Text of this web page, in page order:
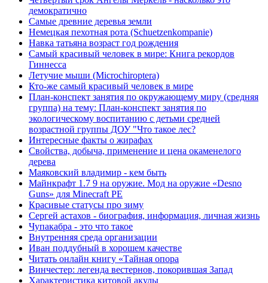
демократично
Самые древние деревья земли
Немецкая пехотная рота (Schuetzenkompanie)
Навка татьяна возраст год рождения
Самый красивый человек в мире: Книга рекордов
Гиннесса
Летучие мыши (Мiсrосhirорtеrа)
Кто-же самый красивый человек в мире
План-конспект занятия по окружающему миру (средняя
группа) на тему: План-конспект занятия по
экологическому воспитанию с детьми средней
возрастной группы ДОУ "Что такое лес?
Интересные факты о жирафах
Свойства, добыча, применение и цена окаменелого
дерева
Маяковский владимир - кем быть
Майнкрафт 1.7 9 на оружие. Мод на оружие «Desno
Guns» для Minecraft PE
Красивые статусы про зиму
Сергей астахов - биография, информация, личная жизнь
Чупакабра - это что такое
Внутренняя среда организации
Иван поддубный в хорошем качестве
Читать онлайн книгу «Тайная опора
Винчестер: легенда вестернов, покорившая Запад
Характеристика китовой акулы